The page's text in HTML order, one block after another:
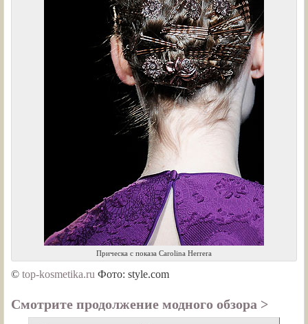
Прическа с показа Carolina Herrera
© top-kosmetika.ru Фото: style.com
Смотрите продолжение модного обзора >